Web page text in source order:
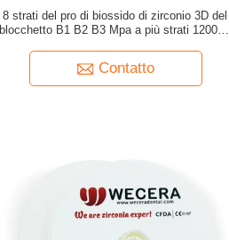
8 strati del pro di biossido di zirconio 3D del
blocchetto B1 B2 B3 Mpa a più strati 1200 di
Contatto